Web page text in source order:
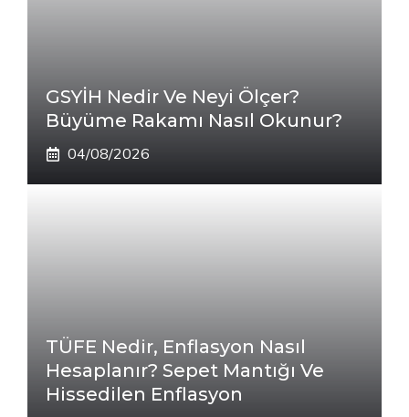
GSYİH Nedir Ve Neyi Ölçer?
Büyüme Rakamı Nasıl Okunur?
04/08/2026
TÜFE Nedir, Enflasyon Nasıl
Hesaplanır? Sepet Mantığı Ve
Hissedilen Enflasyon